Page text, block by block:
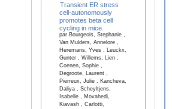
Transient ER stress
cell-autonomously
promotes beta cell
cycling in mice.
par Bourgeois, Stephanie ,
Van Mulders, Annelore ,
Heremans, Yves , Leuckx,
Gunter , Willems, Lien ,
Coenen, Sophie ,
Degroote, Laurent ,
Pierreux, Julie , Kancheva,
Daliya , Scheyltjens,
Isabelle , Movahedi,
Kiavash , Carlotti,